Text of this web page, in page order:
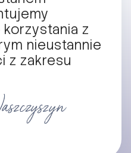
z
nieustannie
z zakresu